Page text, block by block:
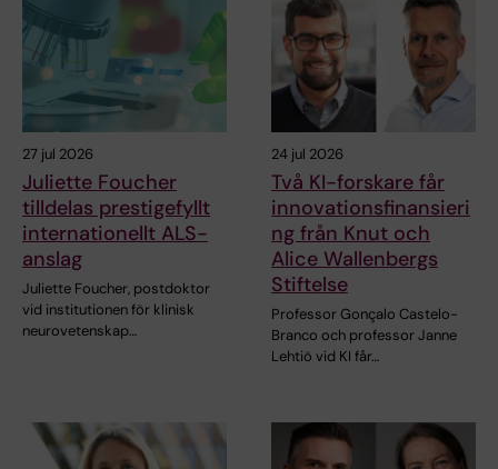
27 jul 2026
Juliette Foucher
tilldelas prestigefyllt
internationellt ALS-
anslag
Juliette Foucher, postdoktor
vid institutionen för klinisk
neurovetenskap…
24 jul 2026
Två KI-forskare får
innovationsfinansieri
ng från Knut och
Alice Wallenbergs
Stiftelse
Professor Gonçalo Castelo-
Branco och professor Janne
Lehtiö vid KI får…